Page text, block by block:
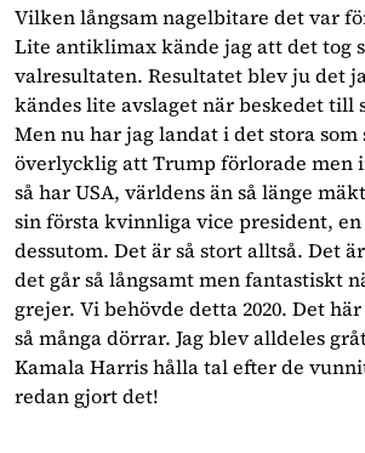
of
minute,
18
seconds
Vilken långsam nagelbitare det var
Lite antiklimax kände jag att det tog
valresultaten. Resultatet blev ju det
kändes lite avslaget när beskedet
Men nu har jag landat i det stora som
överlycklig att Trump förlorade men
så har USA, världens än så länge
sin första kvinnliga vice president,
dessutom. Det är så stort alltså. Det
det går så långsamt men fantastiskt
grejer. Vi behövde detta 2020. Det
så många dörrar. Jag blev alldeles
Kamala Harris hålla tal efter de
redan gjort det!